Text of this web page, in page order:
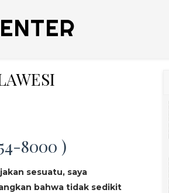
8000 )
sesuatu, saya
bahwa tidak sedikit